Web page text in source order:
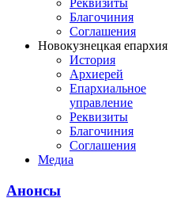
Реквизиты
Благочиния
Соглашения
Новокузнецкая епархия
История
Архиерей
Епархиальное
управление
Реквизиты
Благочиния
Соглашения
Медиа
Анонсы